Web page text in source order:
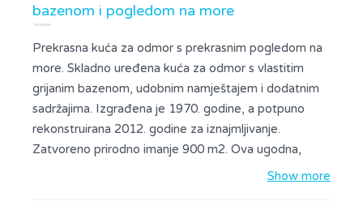
bazenom i pogledom na more
Prekrasna kuća za odmor s prekrasnim pogledom na
more. Skladno uređena kuća za odmor s vlastitim
grijanim bazenom, udobnim namještajem i dodatnim
sadržajima. Izgrađena je 1970. godine, a potpuno
rekonstruirana 2012. godine za iznajmljivanje.
Zatvoreno prirodno imanje 900 m2. Ova ugodna,
ugodna i potpuno opremljena kuća za odmor nalazi se
Show more